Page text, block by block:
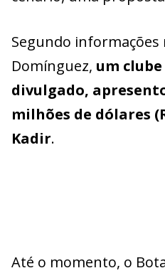
Segundo informações
Domínguez, um
divulgado,
milhões de dólares
Kadir.
Até o momento, o